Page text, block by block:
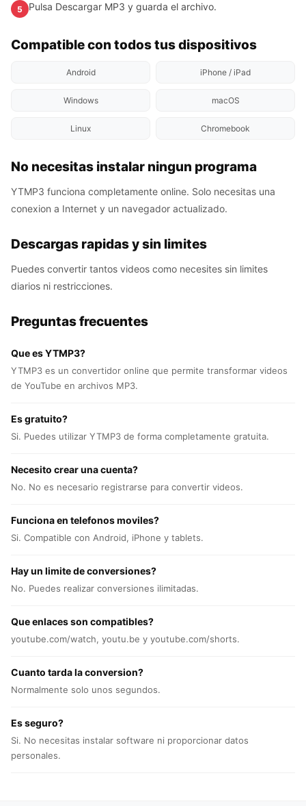
5 Pulsa Descargar MP3 y guarda el archivo.
Compatible con todos tus dispositivos
Android iPhone / iPad
Windows macOS
Linux Chromebook
No necesitas instalar ningun programa
YTMP3 funciona completamente online. Solo necesitas una
conexion a Internet y un navegador actualizado.
Descargas rapidas y sin limites
Puedes convertir tantos videos como necesites sin limites
diarios ni restricciones.
Preguntas frecuentes
Que es YTMP3?
YTMP3 es un convertidor online que permite transformar videos
de YouTube en archivos MP3.
Es gratuito?
Si. Puedes utilizar YTMP3 de forma completamente gratuita.
Necesito crear una cuenta?
No. No es necesario registrarse para convertir videos.
Funciona en telefonos moviles?
Si. Compatible con Android, iPhone y tablets.
Hay un limite de conversiones?
No. Puedes realizar conversiones ilimitadas.
Que enlaces son compatibles?
youtube.com/watch, youtu.be y youtube.com/shorts.
Cuanto tarda la conversion?
Normalmente solo unos segundos.
Es seguro?
Si. No necesitas instalar software ni proporcionar datos
personales.